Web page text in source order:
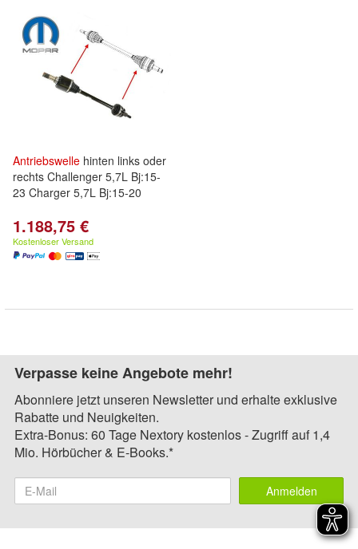
Antriebswelle hinten links oder
rechts Challenger 5,7L Bj:15-
23 Charger 5,7L Bj:15-20
1.188,75 €
Kostenloser Versand
Verpasse keine Angebote mehr!
Abonniere jetzt unseren Newsletter und erhalte exklusive
Rabatte und Neuigkeiten.
Extra-Bonus: 60 Tage Nextory kostenlos - Zugriff auf 1,4
Mio. Hörbücher & E-Books.*
Anmelden